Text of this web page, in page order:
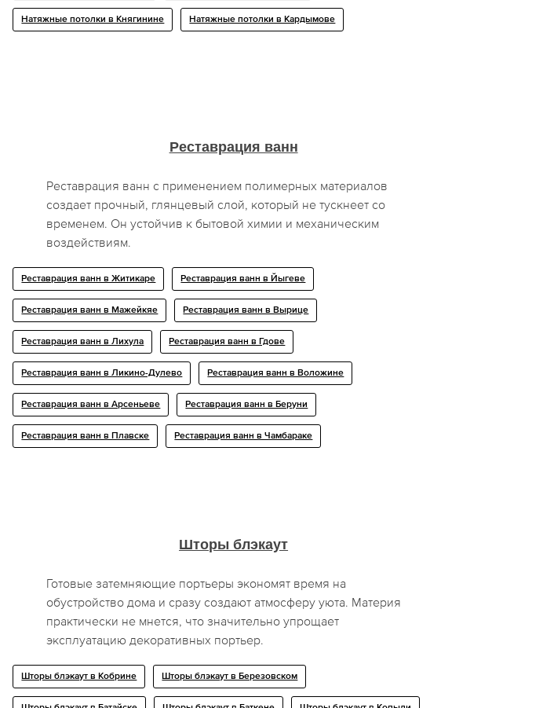
Натяжные потолки в Княгинине Натяжные потолки в Кардымове
Реставрация ванн
Реставрация ванн с применением полимерных материалов
создает прочный, глянцевый слой, который не тускнеет со
временем. Он устойчив к бытовой химии и механическим
воздействиям.
Реставрация ванн в Житикаре Реставрация ванн в Йыгеве
Реставрация ванн в Мажейкяе Реставрация ванн в Вырице
Реставрация ванн в Лихула Реставрация ванн в Гдове
Реставрация ванн в Ликино-Дулево Реставрация ванн в Воложине
Реставрация ванн в Арсеньеве Реставрация ванн в Беруни
Реставрация ванн в Плавске Реставрация ванн в Чамбараке
Шторы блэкаут
Готовые затемняющие портьеры экономят время на
обустройство дома и сразу создают атмосферу уюта. Материя
практически не мнется, что значительно упрощает
эксплуатацию декоративных портьер.
Шторы блэкаут в Кобрине Шторы блэкаут в Березовском